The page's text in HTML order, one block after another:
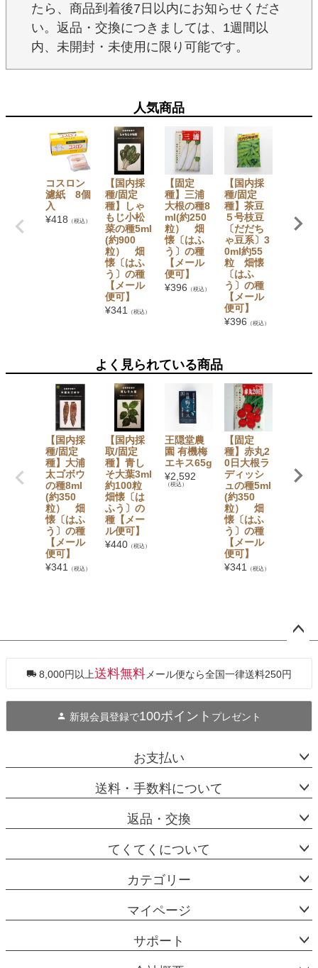
たら、商品到着後7日以内にお知らせくださ
い。返品・交換につきましては、1週間以
内、未開封・未使用に限り可能です。
人気商品
コスロン
濾紙 8個
入
¥418 （税込）
【国内採
種/固定
種】しゃ
もじ小松
菜の種5ml
(約900
粒） 畑
懐〔はふ
う〕の種
【メール
便可】
¥341 （税込）
【固定
種】三浦
大根の種8
ml(約250
粒） 畑
懐〔はふ
う〕の種
【メール
便可】
¥396 （税込）
【国内採
種/固定
種】茶豆
５号枝豆
〔だだち
ゃ豆系〕3
0ml約55
粒 畑懐
〔はふ
う〕の種
【メール
便可】
¥396 （税込）
洗たく
洗剤
よく見られている商品
【国内採
種/固定
種】大浦
太ゴボウ
の種8ml
(約350
粒） 畑
懐〔はふ
う〕の種
【メール
便可】
¥341 （税込）
【国内採
取/固定
種】青し
そ大葉3ml
約100粒
畑懐〔は
ふう〕の
種【メー
ル便可】
¥440 （税込）
王隠堂農
園 有機梅
エキス65g
¥2,592
（税込）
【固定
種】赤丸2
0日大根ラ
ディッシ
ュの種5ml
(約350
粒） 畑
懐〔はふ
う〕の種
【メール
便可】
¥341 （税込）
(ドシ
種2ml(
ジト
へ
8,000円以上送料無料 メール便なら全国一律送料250円
新規会員登録で100ポイント プレゼント
お支払い
送料・手数料について
返品・交換
てくてくについて
カテゴリー
マイページ
サポート